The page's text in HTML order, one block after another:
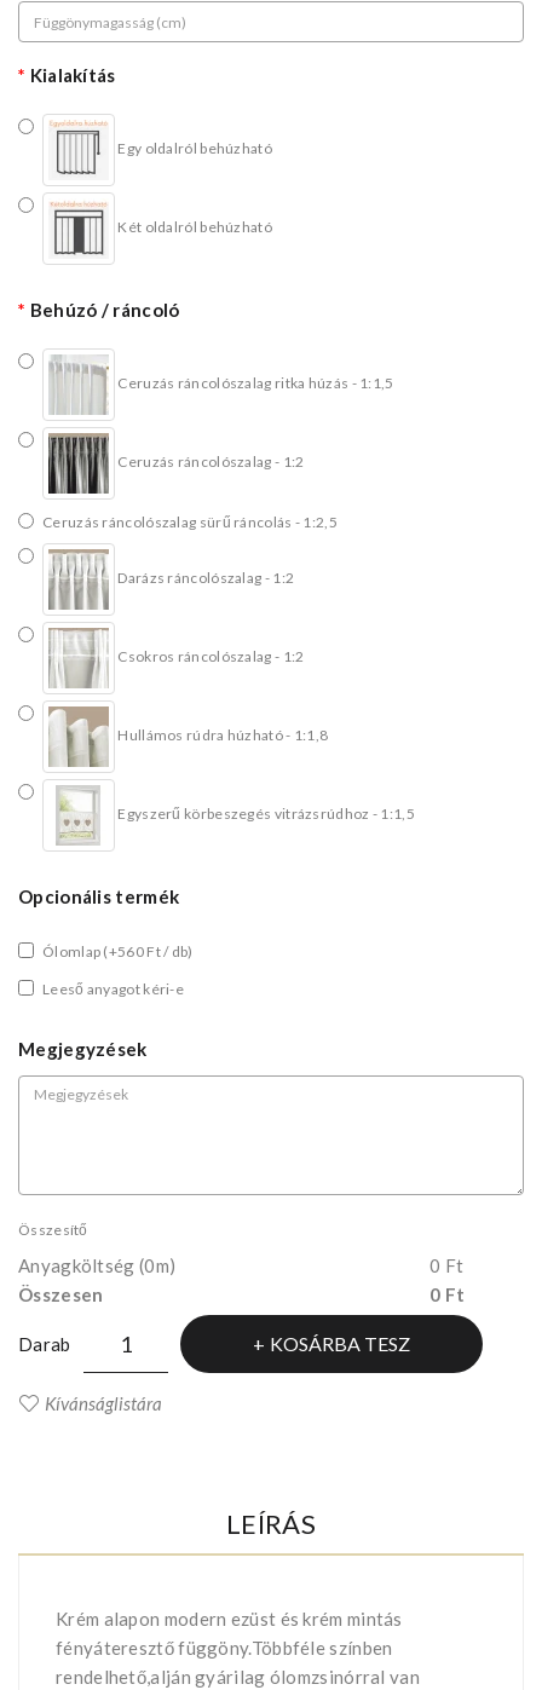
Kialakítás
Egy oldalról behúzható
Két oldalról behúzható
Behúzó / ráncoló
Ceruzás ráncolószalag ritka húzás - 1:1,5
Ceruzás ráncolószalag - 1:2
Ceruzás ráncolószalag sürű ráncolás - 1:2,5
Darázs ráncolószalag - 1:2
Csokros ráncolószalag - 1:2
Hullámos rúdra húzható - 1:1,8
Egyszerű körbeszegés vitrázsrúdhoz - 1:1,5
Opcionális termék
Ólomlap (+560 Ft / db)
Leeső anyagot kéri-e
Megjegyzések
Összesítő
Anyagköltség (0m)
0 Ft
Összesen
0 Ft
Darab KOSÁRBA TESZ
Kívánságlistára
LEÍRÁS
Krém alapon modern ezüst és krém mintás
fényáteresztő függöny.Többféle színben
rendelhető,alján gyárilag ólomzsinórral van